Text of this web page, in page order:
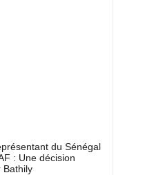
du Sénégal
: Une décision
Bathily